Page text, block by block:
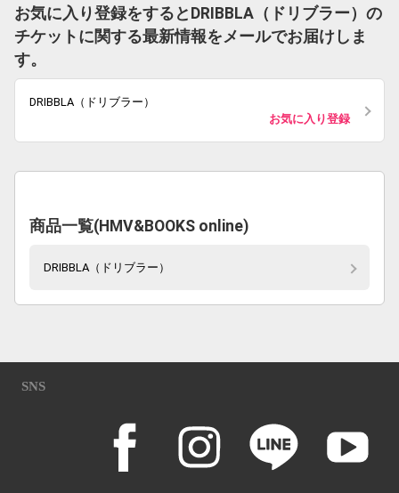
お気に入り登録をするとDRIBBLA（ドリブラー）の
チケットに関する最新情報をメールでお届けしま
す。
DRIBBLA（ドリブラー）
お気に入り登録
商品一覧(HMV&BOOKS online)
DRIBBLA（ドリブラー）
SNS